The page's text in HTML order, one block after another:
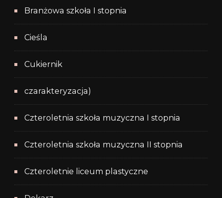
Branżowa szkoła I stopnia
Cieśla
Cukiernik
czarakteryzacja)
Czteroletnia szkoła muzyczna I stopnia
Czteroletnia szkoła muzyczna II stopnia
Czteroletnie liceum plastyczne